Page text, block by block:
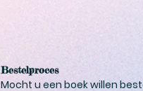
Bestelproces
Mocht u een boek willen